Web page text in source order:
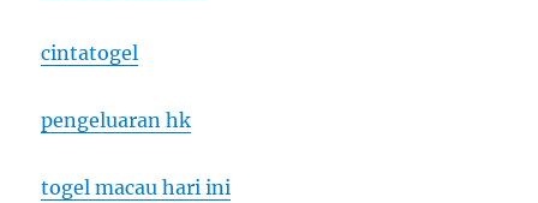
cintatogel
pengeluaran hk
togel macau hari ini